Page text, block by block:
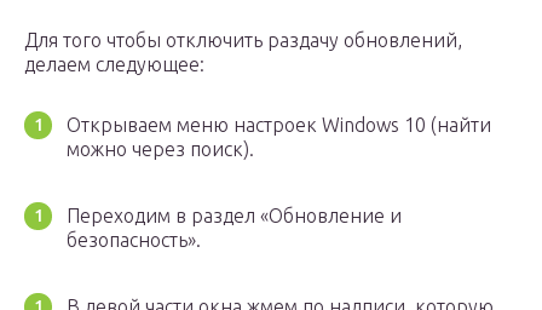
Для того чтобы отключить раздачу обновлений,
делаем следующее:
Открываем меню настроек Windows 10 (найти
можно через поиск).
Переходим в раздел «Обновление и
безопасность».